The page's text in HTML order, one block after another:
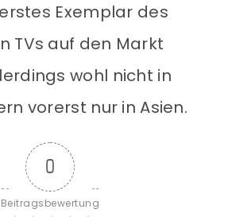
Exemplar des
TVs auf den Markt
wohl nicht in
vorerst nur in Asien.
0
Beitragsbewertung